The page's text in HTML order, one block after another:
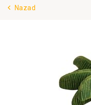
Brendovi
Nazad